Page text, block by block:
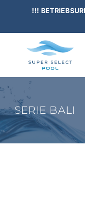
content
!!!
HOME
SCHWIMMBÄDER
SERIE BALI